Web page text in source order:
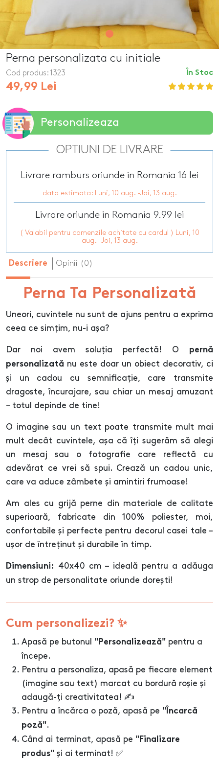
Perna personalizata cu initiale
În Stoc
Cod produs: 1323
49,99 Lei
Personalizeaza
OPTIUNI DE LIVRARE
Livrare ramburs oriunde in Romania 16 lei
data estimata: Luni, 10 aug. -Joi, 13 aug.
Livrare oriunde in Romania 9.99 lei
( Valabil pentru comenzile achitate cu cardul ) Luni, 10
aug. -Joi, 13 aug.
Descriere Opinii (0)
Perna Ta Personalizată
Uneori, cuvintele nu sunt de ajuns pentru a exprima
ceea ce simțim, nu-i așa?
Dar noi avem soluția perfectă! O pernă
personalizată nu este doar un obiect decorativ, ci
și un cadou cu semnificație, care transmite
dragoste, încurajare, sau chiar un mesaj amuzant
– totul depinde de tine!
O imagine sau un text poate transmite mult mai
mult decât cuvintele, așa că îți sugerăm să alegi
un mesaj sau o fotografie care reflectă cu
adevărat ce vrei să spui. Crează un cadou unic,
care va aduce zâmbete și amintiri frumoase!
Am ales cu grijă perne din materiale de calitate
superioară, fabricate din 100% poliester, moi,
confortabile și perfecte pentru decorul casei tale –
ușor de întreținut și durabile în timp.
Dimensiuni:
40x40 cm – ideală pentru a adăuga
un strop de personalitate oriunde dorești!
Cum personalizezi? ✨
Apasă pe butonul "Personalizează" pentru a
începe.
Pentru a personaliza, apasă pe fiecare element
(imagine sau text) marcat cu bordură roșie și
adaugă-ți creativitatea! ✍️
Pentru a încărca o poză, apasă pe "Încarcă
poză".
Când ai terminat, apasă pe "Finalizare
produs" și ai terminat! ✅